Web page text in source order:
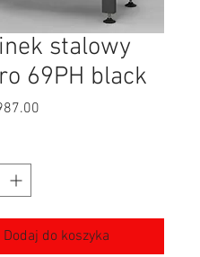
stalowy
69PH black
Dodaj do koszyka